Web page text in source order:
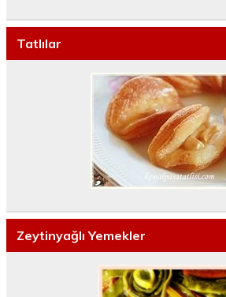
Tatlılar
Zeytinyağlı Yemekler